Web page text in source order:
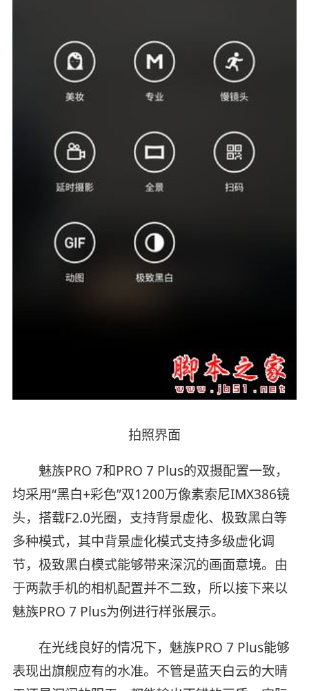
拍照界面
魅族PRO 7和PRO 7 Plus的双摄配置一致，
均采用“黑白+彩色”双1200万像素索尼IMX386镜
头，搭载F2.0光圈，支持背景虚化、极致黑白等
多种模式，其中背景虚化模式支持多级虚化调
节，极致黑白模式能够带来深沉的画面意境。由
于两款手机的相机配置并不二致，所以接下来以
魅族PRO 7 Plus为例进行样张展示。
在光线良好的情况下，魅族PRO 7 Plus能够
表现出旗舰应有的水准。不管是蓝天白云的大晴